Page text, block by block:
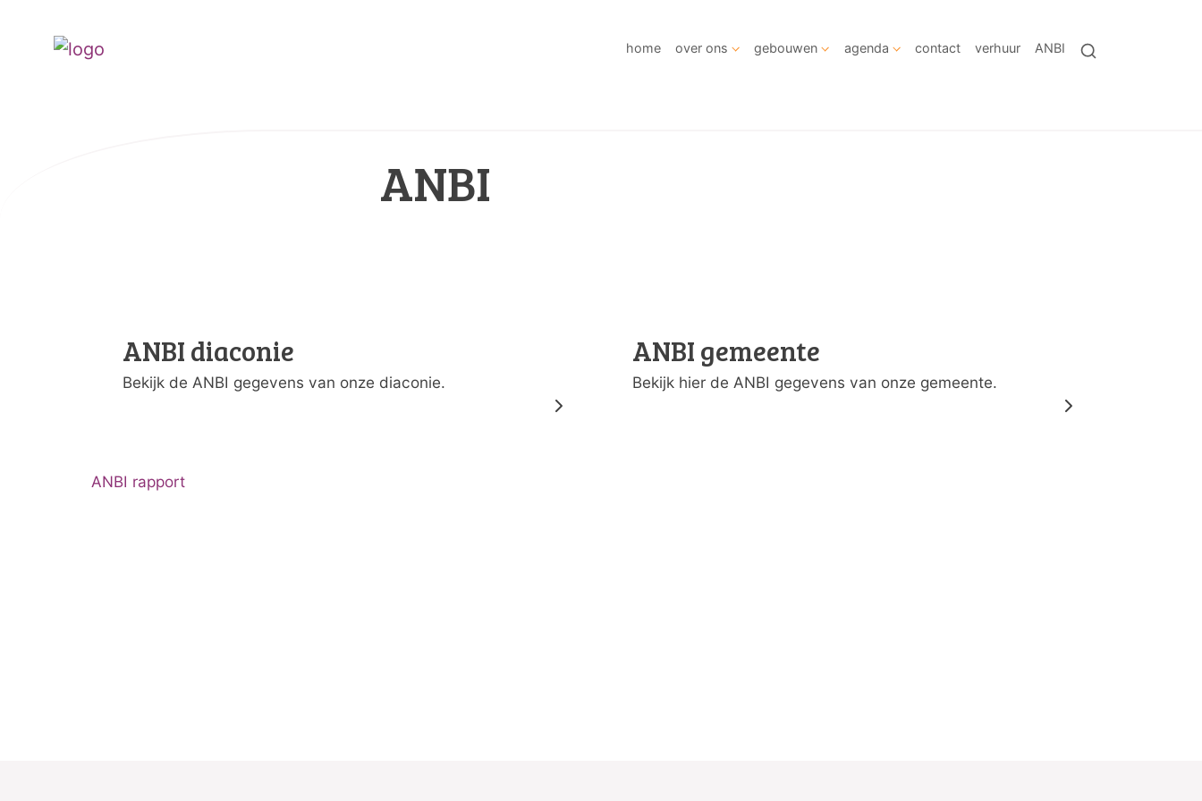
home over ons gebouwen agenda contact verhuur ANBI
ANBI
ANBI diaconie
Bekijk de ANBI gegevens van onze diaconie.
ANBI gemeente
Bekijk hier de ANBI gegevens van onze gemeente.
ANBI rapport